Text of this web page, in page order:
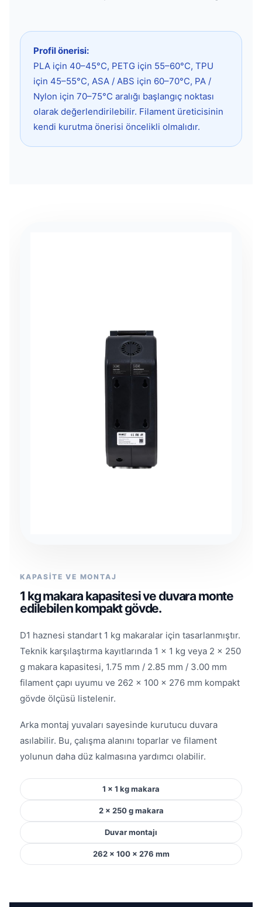
Profil önerisi:
PLA için 40–45°C, PETG için 55–60°C, TPU
için 45–55°C, ASA / ABS için 60–70°C, PA /
Nylon için 70–75°C aralığı başlangıç noktası
olarak değerlendirilebilir. Filament üreticisinin
kendi kurutma önerisi öncelikli olmalıdır.
KAPASİTE VE MONTAJ
1 kg makara kapasitesi ve duvara monte
edilebilen kompakt gövde.
D1 haznesi standart 1 kg makaralar için tasarlanmıştır.
Teknik karşılaştırma kayıtlarında 1 × 1 kg veya 2 × 250
g makara kapasitesi, 1.75 mm / 2.85 mm / 3.00 mm
filament çapı uyumu ve 262 × 100 × 276 mm kompakt
gövde ölçüsü listelenir.
Arka montaj yuvaları sayesinde kurutucu duvara
asılabilir. Bu, çalışma alanını toparlar ve filament
yolunun daha düz kalmasına yardımcı olabilir.
1 × 1 kg makara
2 × 250 g makara
Duvar montajı
262 × 100 × 276 mm